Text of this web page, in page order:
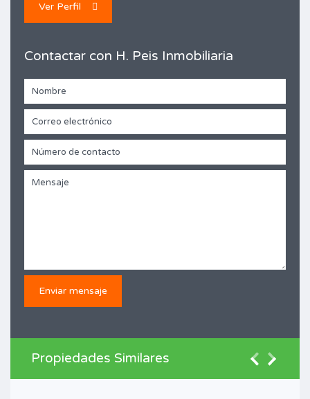
Ver Perfil
Contactar con H. Peis Inmobiliaria
Propiedades Similares